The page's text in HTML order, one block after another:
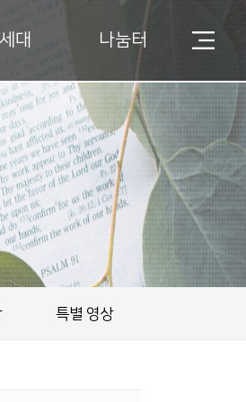
대 나눔터
특별 영상